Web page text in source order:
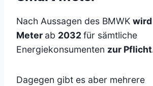
Nach Aussagen des BMWK wird
Meter ab 2032für sämtliche
Energiekonsumenten zur Pflicht
Dagegen gibt es aber mehrere